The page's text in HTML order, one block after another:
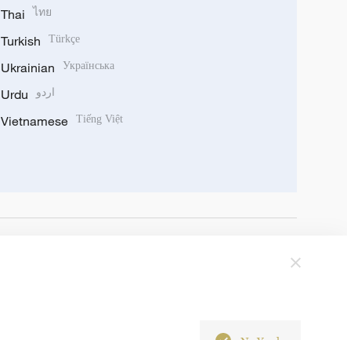
Thai ไทย
Turkish Türkçe
Ukrainian Українська
Urdu اردو
Vietnamese Tiếng Việt